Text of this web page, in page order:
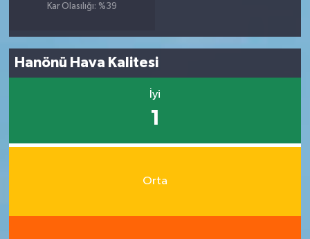
Kar Olasılığı: %39
Hanönü Hava Kalitesi
İyi
1
Orta